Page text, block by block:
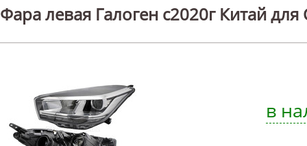
Фара левая Галоген с2020г Китай для
в